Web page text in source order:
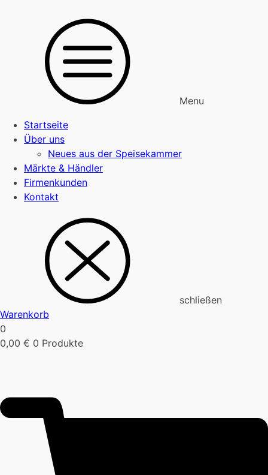
Menu
Startseite
Über uns
Neues aus der Speisekammer
Märkte & Händler
Firmenkunden
Kontakt
schließen
Warenkorb
0
0,00 € 0 Produkte